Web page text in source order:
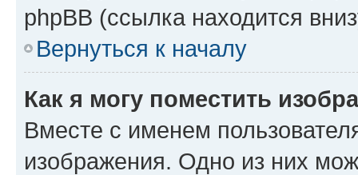
phpBB (ссылка находится
Вернуться к началу
Как я могу поместить
Вместе с именем
изображения. Одно из них